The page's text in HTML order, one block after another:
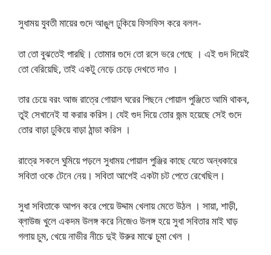
সুধাময় যুবতী মায়ের গুদে আঙুল ঢুকিয়ে ফিসফিস করে বলল-
তা তো বুঝতেই পারছি। তোমার গুদে তো রসে ভরে গেছে । এই গুদ দিয়েই
তো বেরিয়েছি, তাই একটু নেড়ে চেড়ে দেখতে দাও ।
তার চেয়ে বরং আজ রাত্রে গোয়াল ঘরের পিছনে পোয়াল পুঞ্জিতে আমি থাকব,
তুই সেখানেই যা করার করিস। যেই গুদ দিয়ে তোর জন্ম হয়েছে সেই গুদে
তোর বাড়া ঢুকিয়ে বাড়া ঠান্ডা করিস ।
রাত্রে সকলে ঘুমিয়ে পড়লে সুধাময় পোয়াল পুঞ্জির কাছে যেতে অন্ধকারে
সবিতা ওকে টেনে নেয়। সবিতা আগেই একটা চট পেতে রেখেছিল।
সুধা সবিতাকে আপন করে পেয়ে উদ্দাম খেলায় মেতে উঠল । সায়া, শাড়ী,
ব্লাউজ খুলে একদম উলঙ্গ করে নিজেও উলঙ্গ হয়ে সুধা সবিতার মাই ঘাড়
গলায় চুম, খেয়ে নাভীর নীচে দুই উরুর মাঝে চুমা খেল ।